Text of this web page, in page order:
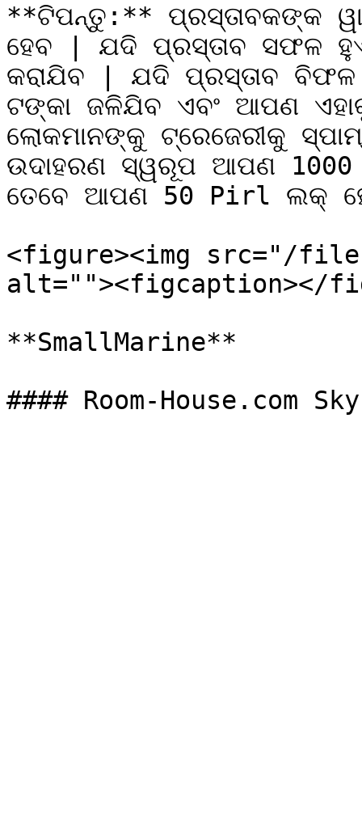
**ଟିପନ୍ତୁ:** ପ୍ରସ୍ତାବକଙ୍କ
ହେବ | ଯଦି ପ୍ରସ୍ତାବ ସଫଳ
କରାଯିବ | ଯଦି ପ୍ରସ୍ତାବ
ଟଙ୍କା ଜଳିଯିବ ଏବଂ ଆପଣ
ଲୋକମାନଙ୍କୁ ଟ୍ରେଜେରୀକୁ
ଉଦାହରଣ ସ୍ୱରୂପ ଆପଣ
ତେବେ ଆପଣ 50 Pirl ଲକ୍
<figure><img src="/files/
alt=""><figcaption></
**SmallMarine**